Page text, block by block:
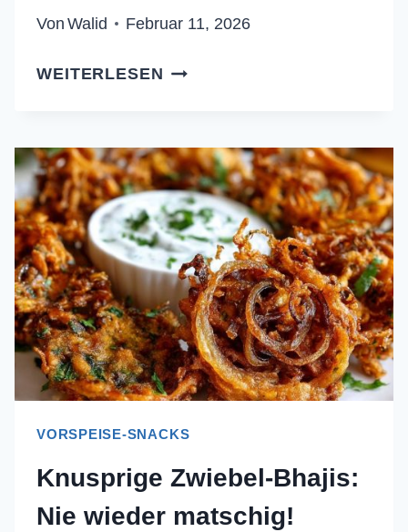
Von Walid Februar 11, 2026
WEITERLESEN KNUSPRIGE
REZEPT
VORSPEISE-SNACKS
Knusprige Zwiebel-Bhajis:
Nie wieder matschig!